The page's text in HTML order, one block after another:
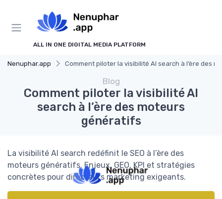
ALL IN ONE DIGITAL MEDIA PLATFORM
Nenuphar.app Comment piloter la visibilité AI search à l’ère des
Blog
Comment piloter la visibilité AI
search à l’ère des moteurs
génératifs
La visibilité AI search redéfinit le SEO à l’ère des
moteurs génératifs. Enjeux, GEO, KPI et stratégies
concrètes pour directeurs marketing exigeants.